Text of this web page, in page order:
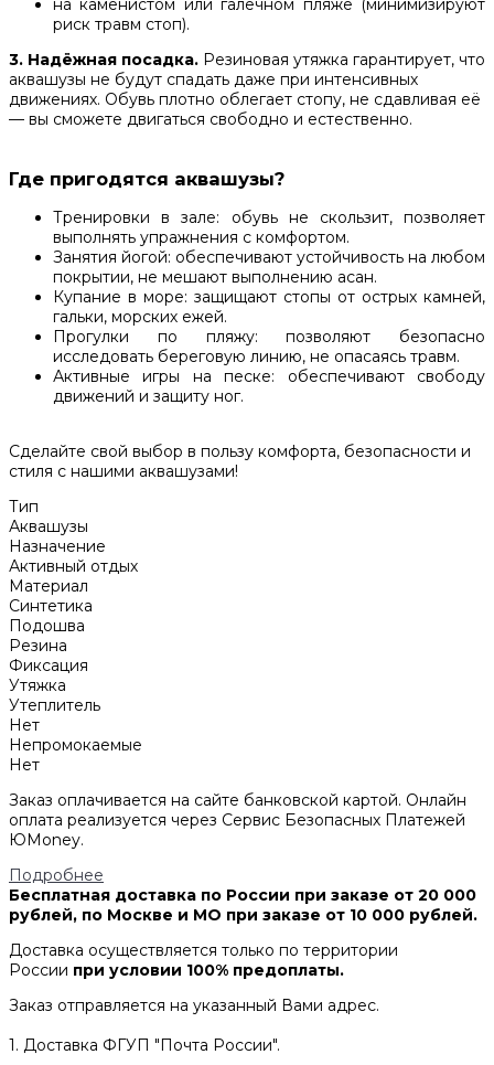
на каменистом или галечном пляже (минимизируют
риск травм стоп).
3. Надёжная посадка. Резиновая утяжка гарантирует, что
аквашузы не будут спадать даже при интенсивных
движениях. Обувь плотно облегает стопу, не сдавливая её
— вы сможете двигаться свободно и естественно.
Где пригодятся аквашузы?
Тренировки в зале: обувь не скользит, позволяет
выполнять упражнения с комфортом.
Занятия йогой: обеспечивают устойчивость на любом
покрытии, не мешают выполнению асан.
Купание в море: защищают стопы от острых камней,
гальки, морских ежей.
Прогулки по пляжу: позволяют безопасно
исследовать береговую линию, не опасаясь травм.
Активные игры на песке: обеспечивают свободу
движений и защиту ног.
Сделайте свой выбор в пользу комфорта, безопасности и
стиля с нашими аквашузами!
Тип
Аквашузы
Назначение
Активный отдых
Материал
Синтетика
Подошва
Резина
Фиксация
Утяжка
Утеплитель
Нет
Непромокаемые
Нет
Заказ оплачивается на сайте банковской картой. Онлайн
оплата реализуется через Сервис Безопасных Платежей
ЮMoney.
Подробнее
Бесплатная доставка по России при заказе от 20 000
рублей, по Москве и МО при заказе от 10 000 рублей.
Доставка осуществляется только по территории
России при условии 100% предоплаты.
Заказ отправляется на указанный Вами адрес.
1. Доставка ФГУП "Почта России".